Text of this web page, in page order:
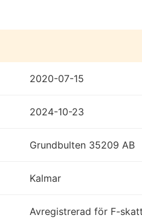
2020-07-15
2024-10-23
Grundbulten 35209 AB
Kalmar
Avregistrerad för F-skatt